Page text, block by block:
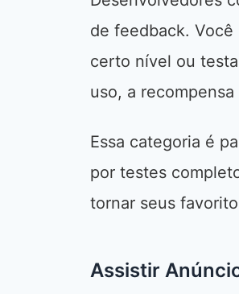
de feedback.
certo nível ou
uso, a
Essa categoria é
por testes
tornar seus
Assistir